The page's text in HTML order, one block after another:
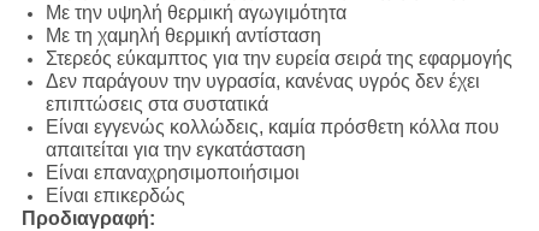
Με την υψηλή θερμική αγωγιμότητα
Με τη χαμηλή θερμική αντίσταση
Στερεός εύκαμπτος για την ευρεία σειρά της εφαρμογής
Δεν παράγουν την υγρασία, κανένας υγρός δεν έχει
επιπτώσεις στα συστατικά
Είναι εγγενώς κολλώδεις, καμία πρόσθετη κόλλα που
απαιτείται για την εγκατάσταση
Είναι επαναχρησιμοποιήσιμοι
Είναι επικερδώς
Προδιαγραφή: